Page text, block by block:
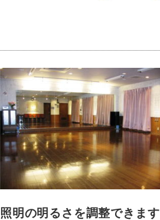
照明の明るさを調整できます